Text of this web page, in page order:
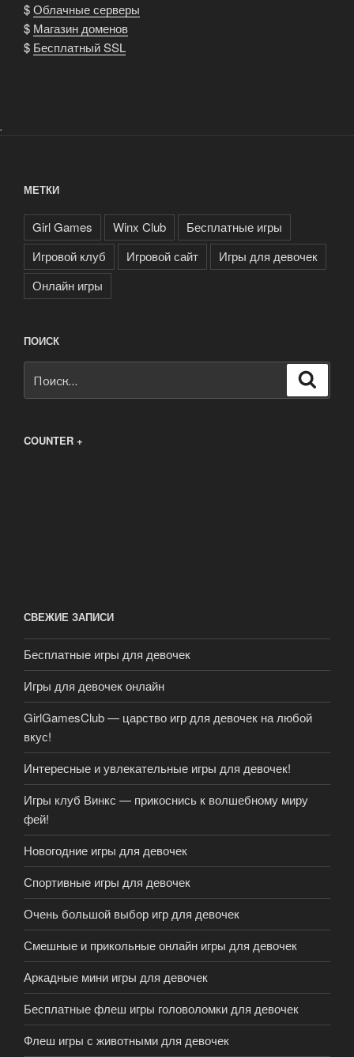
$Облачные серверы
$ Магазин доменов
$ Бесплатный SSL
.
МЕТКИ
Girl Games Winx Club
Бесплатные игры
Игровой клуб
Игровой сайт
Игры для девочек
Онлайн игры
ПОИСК
COUNTER +
СВЕЖИЕ ЗАПИСИ
Бесплатные игры для девочек
Игры для девочек онлайн
GirlGamesClub — царство игр для девочек на любой
вкус!
Интересные и увлекательные игры для девочек!
Игры клуб Винкс — прикоснись к волшебному миру
фей!
Новогодние игры для девочек
Спортивные игры для девочек
Очень большой выбор игр для девочек
Смешные и прикольные онлайн игры для девочек
Аркадные мини игры для девочек
Бесплатные флеш игры головоломки для девочек
Флеш игры с животными для девочек